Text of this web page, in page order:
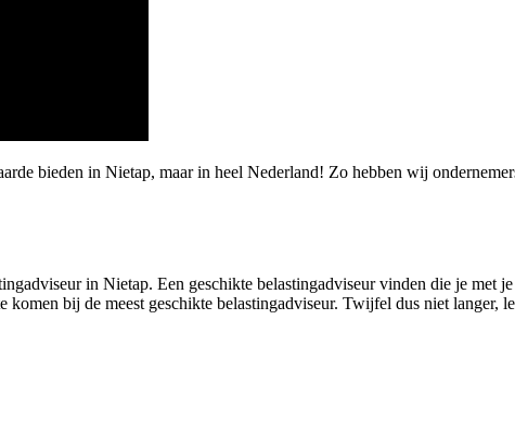
bieden in Nietap, maar in heel Nederland! Zo hebben wij
in Nietap. Een geschikte belastingadviseur vinden die je met
bij de meest geschikte belastingadviseur. Twijfel dus niet langer,